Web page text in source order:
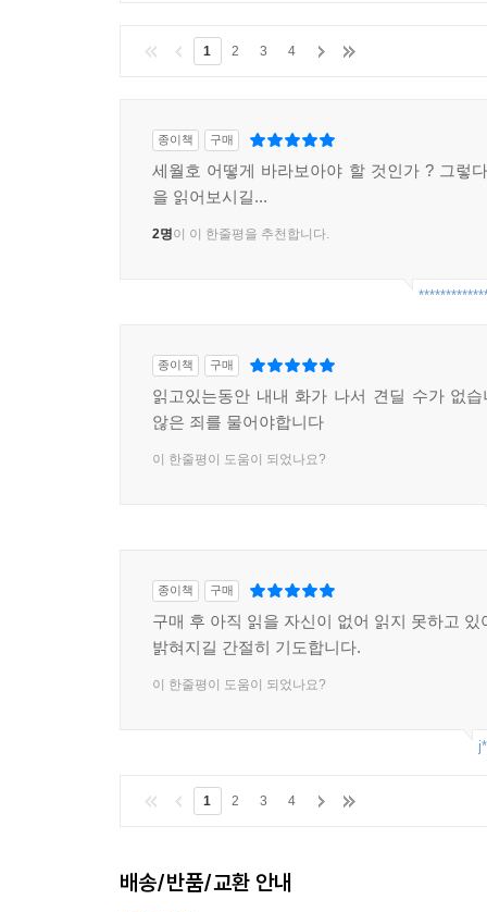
4월 16일 오전 8시 49분 급격히 우회전해 왼쪽
2부: 왜 못 구했나
101분 동안 기울어져가는 배에서 해경이 승객
3부: 왜 침몰했나
세월호의 침몰 원인을 심층적으로 분석했다. 일
어떤 자료가 공개되어야 하는지 제언했다.
4부: “대한민국에서 제일 위험한 배”, 어떻게 태어
국가기관의 관리·감독은 제대로 이뤄지지 않았
‘한국적 정서’ 안에서 “대한민국에서 제일 위험한
1 2 3 4
종이책 구매
세월호 어떻게 바라보아야 할 것인가 ? 그렇
을 읽어보시길...
2명이 이 한줄평을 추천합니다.
종이책 구매
읽고있는동안 내내 화가 나서 견딜 수가 없
않은 죄를 물어야합니다
이 한줄평이 도움이 되었나요?
종이책 구매
구매 후 아직 읽을 자신이 없어 읽지 못하고 있
밝혀지길 간절히 기도합니다.
이 한줄평이 도움이 되었나요?
1 2 3 4
배송/반품/교환 안내